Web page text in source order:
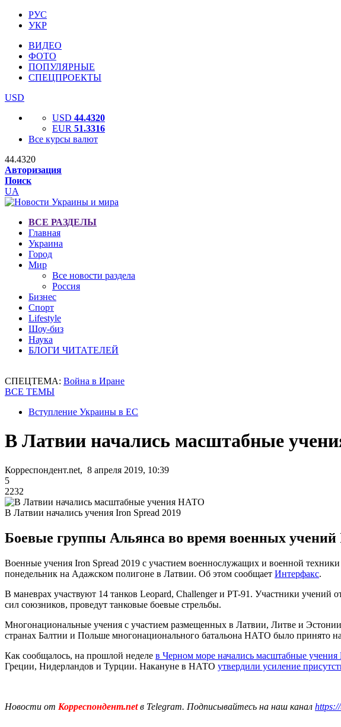
РУС
УКР
ВИДЕО
ФОТО
ПОПУЛЯРНЫЕ
СПЕЦПРОЕКТЫ
USD
USD 44.4320
EUR 51.3316
Все курсы валют
44.4320
Авторизация
Поиск
UA
ВСЕ РАЗДЕЛЫ
Главная
Украина
Город
Мир
Все новости раздела
Россия
Бизнес
Спорт
Lifestyle
Шоу-биз
Наука
БЛОГИ ЧИТАТЕЛЕЙ
СПЕЦТЕМА: Война в Иране
ВСЕ ТЕМЫ
Вступление Украины в ЕС
В Латвии начались масштабные
Корреспондент.net, 8 апреля 2019, 10:39
5
2232
В Латвии начались учения Iron Spread 2019
Боевые группы Альянса во время военных учений
Военные учения Iron Spread 2019 с участием военнослужащих и военной
понедельник на Адажском полигоне в Латвии. Об этом сообщает Интерфакс.
В маневрах участвуют 14 танков Leopard, Challenger и PT-91. Участники
сил союзников, проведут танковые боевые стрельбы.
Многонациональные учения с участием размещенных в Латвии, Литве и
странах Балтии и Польше многонационального батальона НАТО было принято
Как сообщалось, на прошлой неделе в Черном море начались масштабные
Греции, Нидерландов и Турции. Накануне в НАТО утвердили усиление
Новости от Корреспондент.netв Telegram. Подписывайтесь на наш канал